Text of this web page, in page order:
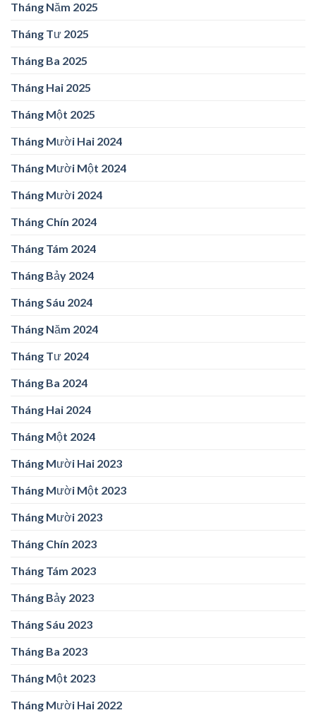
Tháng Năm 2025
Tháng Tư 2025
Tháng Ba 2025
Tháng Hai 2025
Tháng Một 2025
Tháng Mười Hai 2024
Tháng Mười Một 2024
Tháng Mười 2024
Tháng Chín 2024
Tháng Tám 2024
Tháng Bảy 2024
Tháng Sáu 2024
Tháng Năm 2024
Tháng Tư 2024
Tháng Ba 2024
Tháng Hai 2024
Tháng Một 2024
Tháng Mười Hai 2023
Tháng Mười Một 2023
Tháng Mười 2023
Tháng Chín 2023
Tháng Tám 2023
Tháng Bảy 2023
Tháng Sáu 2023
Tháng Ba 2023
Tháng Một 2023
Tháng Mười Hai 2022